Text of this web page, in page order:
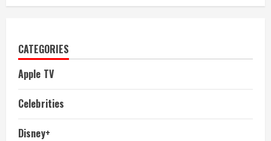
CATEGORIES
Apple TV
Celebrities
Disney+